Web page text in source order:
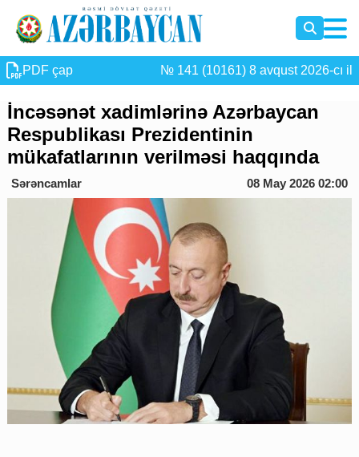
PDF çap № 141 (10161) 8 avqust 2026-cı il
İncəsənət xadimlərinə Azərbaycan
Respublikası Prezidentinin
mükafatlarının verilməsi haqqında
Sərəncamlar 08 May 2026 02:00